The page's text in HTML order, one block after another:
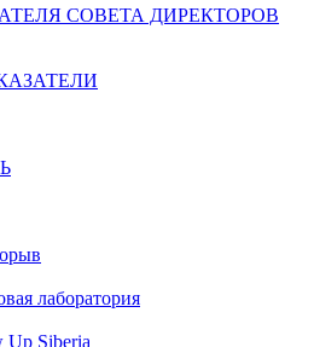
СОВЕТА ДИРЕКТОРОВ
лаборатория
Up Siberia